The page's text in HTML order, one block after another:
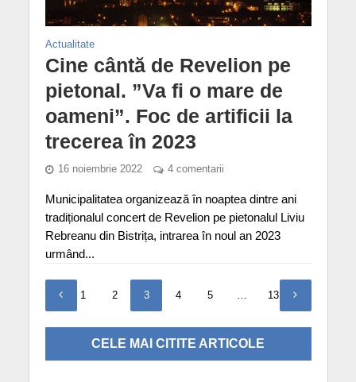
Actualitate
Cine cântă de Revelion pe
pietonal. ”Va fi o mare de
oameni”. Foc de artificii la
trecerea în 2023
16 noiembrie 2022 4 comentarii
Municipalitatea organizează în noaptea dintre ani
tradiționalul concert de Revelion pe pietonalul Liviu
Rebreanu din Bistrița, intrarea în noul an 2023
urmând...
1 2 3 4 5 13
CELE MAI CITITE ARTICOLE